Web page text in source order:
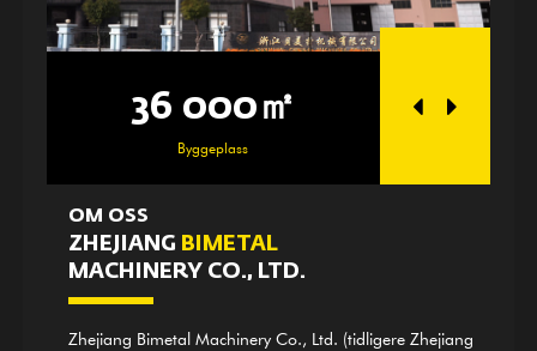
36 000㎡
Byggeplass
OM OSS
ZHEJIANG BIMETAL
MACHINERY CO., LTD.
Zhejiang Bimetal Machinery Co., Ltd. (tidligere Zhejiang